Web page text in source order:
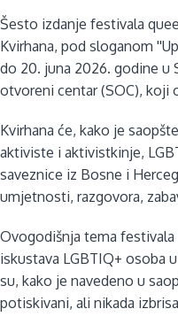
Šesto izdanje festivala
Kvirhana, pod sloganom
do 20. juna 2026. godine u
otvoreni centar (SOC), koji
Kvirhana će, kako je
aktiviste i aktivistkinje,
saveznice iz Bosne i
umjetnosti, razgovora,
Ovogodišnja tema
iskustava LGBTIQ+ osoba
su, kako je navedeno u
potiskivani, ali nikada